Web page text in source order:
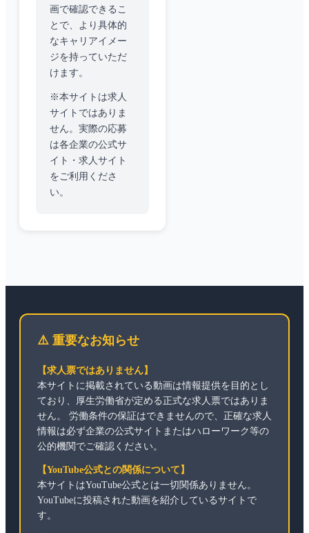
画で確認できるこ
とで、より具体的
なキャリアイメー
ジを持っていただ
けます。
※本サイトは求人
サイトではありま
せん。実際の応募
は各企業の公式サ
イト・求人サイト
をご利用くださ
い。
⚠️ 重要なお知らせ
【求人票ではありません】
本サイトに掲載されている動画は情報提供を目的とし
ており、厚生労働省が定める正式な求人票ではありま
せん。 労働条件の保証はできませんので、正確な求人
情報は必ず企業の公式サイトまたはハローワーク等の
公的機関でご確認ください。
【YouTube公式との関係について】
本サイトはYouTube公式とは一切関係ありません。
YouTubeに投稿された動画を紹介しているサイトで
す。